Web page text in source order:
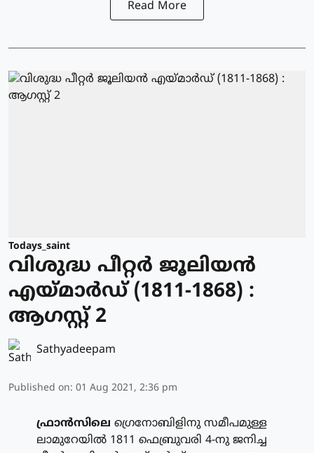
Read More
Todays_saint
വിശുദ്ധ പീറ്റര്‍ ജൂലിയന്‍
എയ്മാര്‍ഡ് (1811-1868) :
ആഗസ്റ്റ് 2
Sathyadeepam
Published on: 01 Aug 2021, 2:36 pm
ഫ്രാന്‍സിലെ ഗ്രെനോബിളിനു സമീപമുള്ള
ലാമുറേയില്‍ 1811 ഫെബ്രുവരി 4-നു ജനിച്ച